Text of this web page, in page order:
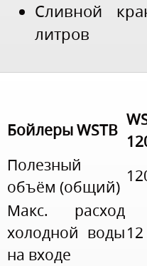
Сливной
литров
Бойлеры WSTB
Полезный
объём (общий)
Макс. расход
холодной воды
на входе
12